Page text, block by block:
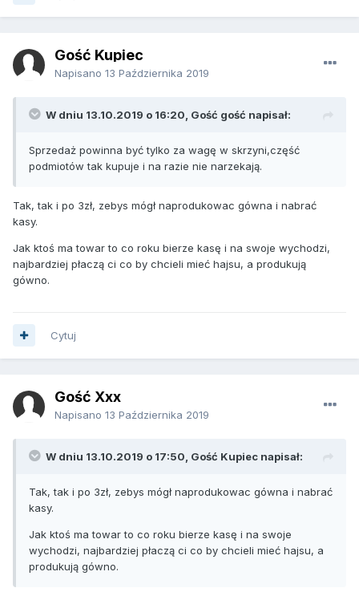
Gość Kupiec
Napisano 13 Października 2019
W dniu 13.10.2019 o 16:20, Gość gość napisał:
Sprzedaż powinna być tylko za wagę w skrzyni,część
podmiotów tak kupuje i na razie nie narzekają.
Tak, tak i po 3zł, zebys mógł naprodukowac gówna i nabrać
kasy.
Jak ktoś ma towar to co roku bierze kasę i na swoje wychodzi,
najbardziej płaczą ci co by chcieli mieć hajsu, a produkują
gówno.
Cytuj
Gość Xxx
Napisano 13 Października 2019
W dniu 13.10.2019 o 17:50, Gość Kupiec napisał:
Tak, tak i po 3zł, zebys mógł naprodukowac gówna i nabrać
kasy.
Jak ktoś ma towar to co roku bierze kasę i na swoje
wychodzi, najbardziej płaczą ci co by chcieli mieć hajsu, a
produkują gówno.